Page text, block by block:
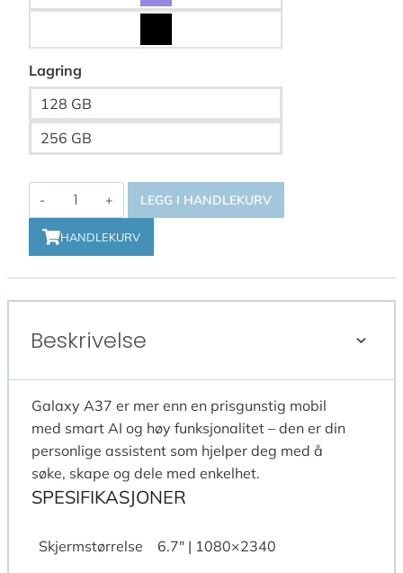
Lagring
128 GB
256 GB
Samsung
Galaxy
A37
antall
LEGG I HANDLEKURV
HANDLEKURV
Beskrivelse
Galaxy A37 er mer enn en prisgunstig mobil
med smart AI og høy funksjonalitet – den er din
personlige assistent som hjelper deg med å
søke, skape og dele med enkelhet.
SPESIFIKASJONER
Skjermstørrelse 6.7″ | 1080×2340